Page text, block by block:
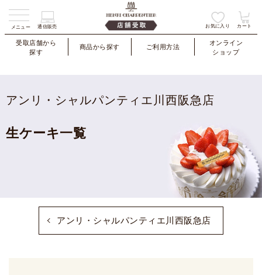
メニュー 通信販売 お気に入り カート
受取店舗から
探す
商品から探す ご利用方法
オンライン
ショップ
アンリ・シャルパンティエ川西阪急店
生ケーキ一覧
アンリ・シャルパンティエ川西阪急店